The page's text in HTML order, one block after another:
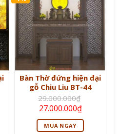
Bàn Thờ đứng hiện đại
gỗ Chiu Liu BT-44
29.000.000₫
Giá
gốc
là:
29.000.000₫.
27.000.000₫Giá
hiện
tại
là:
MUA NGAY